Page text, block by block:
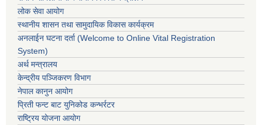
लोक सेवा आयोग
स्थानीय शासन तथा सामुदायिक विकास कार्यक्रम
अनलाईन घटना दर्ता (Welcome to Online Vital Registration
System)
अर्थ मन्त्रालय
केन्द्रीय पञ्जिकरण विभाग
नेपाल कानुन आयोग
प्रिती फन्ट बाट युनिकोड कन्भर्रटर
राष्ट्रिय योजना आयोग